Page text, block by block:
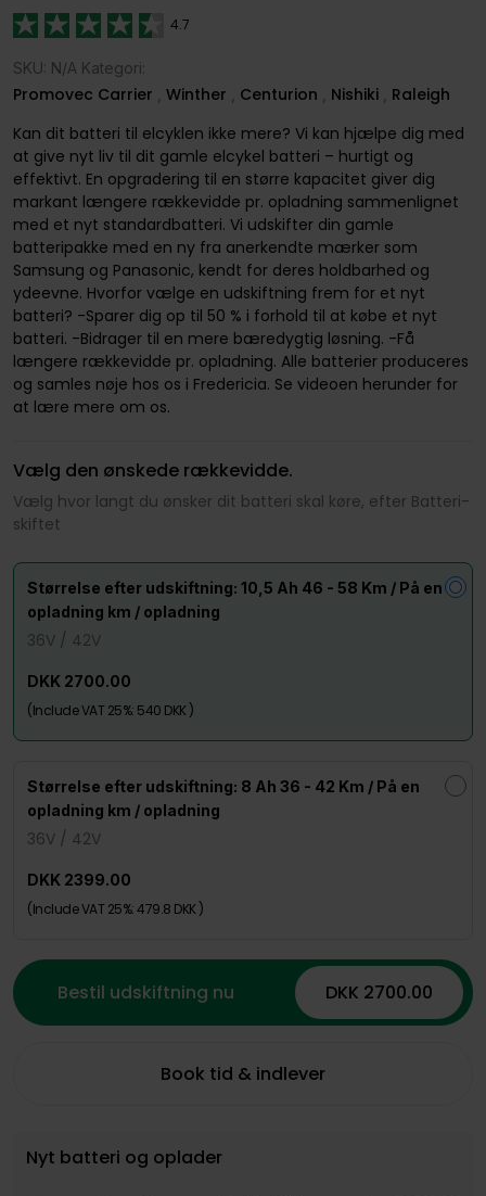
4.7
SKU: N/A Kategori:
Promovec Carrier Winther Centurion Nishiki
Raleigh
Kan dit batteri til elcyklen ikke mere? Vi kan hjælpe dig med
at give nyt liv til dit gamle elcykel batteri – hurtigt og
effektivt. En opgradering til en større kapacitet giver dig
markant længere rækkevidde pr. opladning sammenlignet
med et nyt standardbatteri. Vi udskifter din gamle
batteripakke med en ny fra anerkendte mærker som
Samsung og Panasonic, kendt for deres holdbarhed og
ydeevne. Hvorfor vælge en udskiftning frem for et nyt
batteri? -Sparer dig op til 50 % i forhold til at købe et nyt
batteri. -Bidrager til en mere bæredygtig løsning. -Få
længere rækkevidde pr. opladning. Alle batterier produceres
og samles nøje hos os i Fredericia. Se videoen herunder for
at lære mere om os.
Vælg den ønskede rækkevidde.
Vælg hvor langt du ønsker dit batteri skal køre, efter Batteri-
skiftet
Størrelse efter udskiftning: 10,5 Ah 46 - 58 Km / På en
opladning km / opladning
36V / 42V
DKK 2700.00
(Include VAT 25%: 540 DKK )
Størrelse efter udskiftning: 8 Ah 36 - 42 Km / På en
opladning km / opladning
36V / 42V
DKK 2399.00
(Include VAT 25%: 479.8 DKK )
Bestil udskiftning nu DKK 2700.00
Book tid & indlever
Nyt batteri og oplader